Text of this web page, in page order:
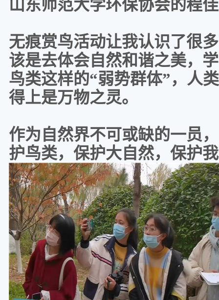
山东师范大学环保协会的程
无痕赏鸟活动让我认识了很
该是去体会自然和谐之美，
鸟类这样的“弱势群体”，人
得上是万物之灵。
作为自然界不可或缺的一员
护鸟类，保护大自然，保护